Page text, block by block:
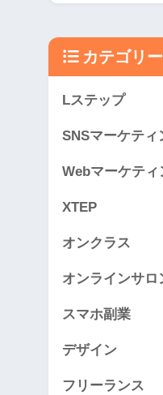
カテゴリー
Lステップ
SNSマーケティ
Webマーケティ
XTEP
オンクラス
オンラインサロ
スマホ副業
デザイン
フリーランス